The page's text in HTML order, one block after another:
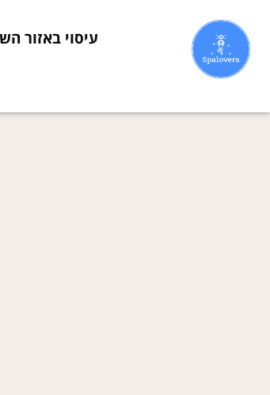
עיסוי באזור